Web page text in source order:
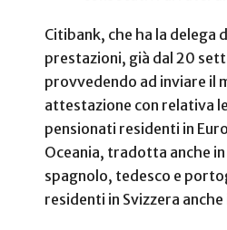
Citibank, che ha la delega
prestazioni, già dal 20
provvedendo ad inviare il
attestazione con relativa
pensionati residenti in
Oceania, tradotta anche
spagnolo, tedesco e
residenti in Svizzera